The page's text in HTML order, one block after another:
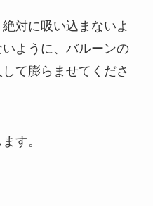
対に吸い込まないよ
ように、バルーンの
て膨らませてくださ
す。